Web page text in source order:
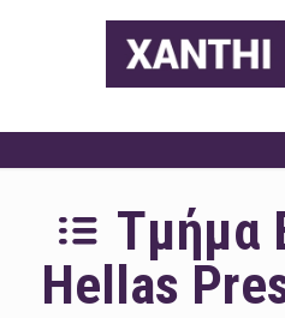
Τμήμα
Hellas